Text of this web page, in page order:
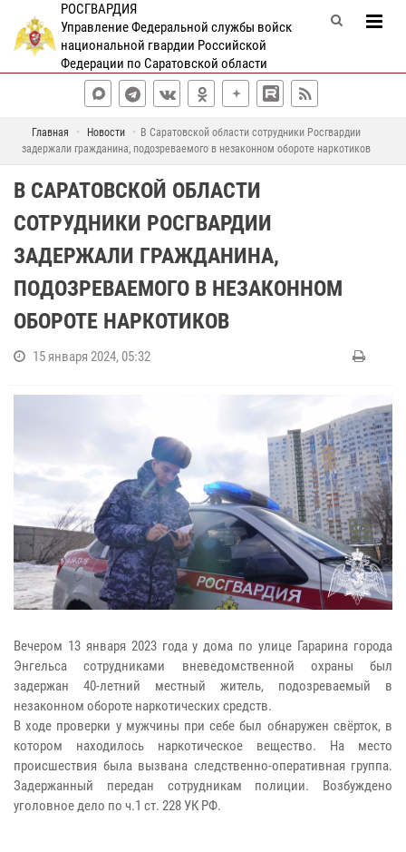
РОСГВАРДИЯ
Управление Федеральной службы войск
национальной гвардии Российской
Федерации по Саратовской области
Главная Новости
В Саратовской области сотрудники Росгвардии
задержали гражданина, подозреваемого в незаконном обороте наркотиков
В САРАТОВСКОЙ ОБЛАСТИ
СОТРУДНИКИ РОСГВАРДИИ
ЗАДЕРЖАЛИ ГРАЖДАНИНА,
ПОДОЗРЕВАЕМОГО В НЕЗАКОННОМ
ОБОРОТЕ НАРКОТИКОВ
15 января 2024, 05:32
Вечером 13 января 2023 года у дома по улице Гарарина города
Энгельса сотрудниками вневедомственной охраны был
задержан 40-летний местный житель, подозреваемый в
незаконном обороте наркотических средств.
В ходе проверки у мужчины при себе был обнаружен свёрток, в
котором находилось наркотическое вещество. На место
происшествия была вызвана следственно-оперативная группа.
Задержанный передан сотрудникам полиции. Возбуждено
уголовное дело по ч.1 ст. 228 УК РФ.